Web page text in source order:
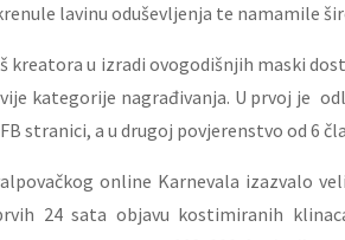
lavinu oduševljenja te namamile
kreatora u izradi ovogodišnjih maski
kategorije nagrađivanja. U prvoj je
stranici, a u drugoj povjerenstvo od 6
online Karnevala izazvalo
24 sata objavu kostimiranih